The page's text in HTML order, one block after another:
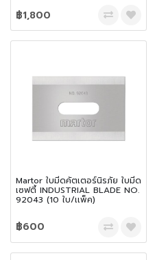
฿1,800
Martor ใบมีดคัตเตอร์นิรภัย ใบมีด
เซฟตี้ INDUSTRIAL BLADE NO.
92043 (10 ใบ/เเพ็ค)
฿600